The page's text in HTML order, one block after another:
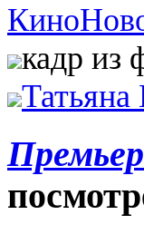
Кино
кадр из
Татьяна